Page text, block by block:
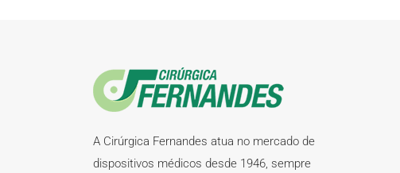
A Cirúrgica Fernandes atua no mercado de
dispositivos médicos desde 1946, sempre